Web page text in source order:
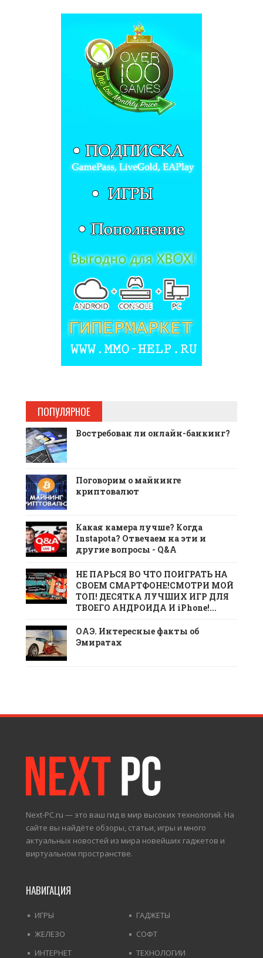
ПОПУЛЯРНОЕ
Востребован ли онлайн-банкинг?
Поговорим о майнинге
криптовалют
Какая камера лучше? Когда
Instapota? Отвечаем на эти и
другие вопросы - Q&A
НЕ ПАРЬСЯ ВО ЧТО ПОИГРАТЬ НА
СВОЕМ СМАРТФОНЕ!СМОТРИ МОЙ
ТОП! ДЕСЯТКА ЛУЧШИХ ИГР ДЛЯ
ТВОЕГО АНДРОИДА И iPhone!...
ОАЭ. Интересные факты об
Эмиратах
Next-PC.ru — это ваш гид в мир высоких технологий. На
сайте вы найдёте обзоры, статьи, игры и много
актуальных новостей из мира новейших гаджетов и
виртуальном пространстве.
НАВИГАЦИЯ
ИГРЫ
ГАДЖЕТЫ
ЖЕЛЕЗО
СОФТ
ИНТЕРНЕТ
ТЕХНОЛОГИИ